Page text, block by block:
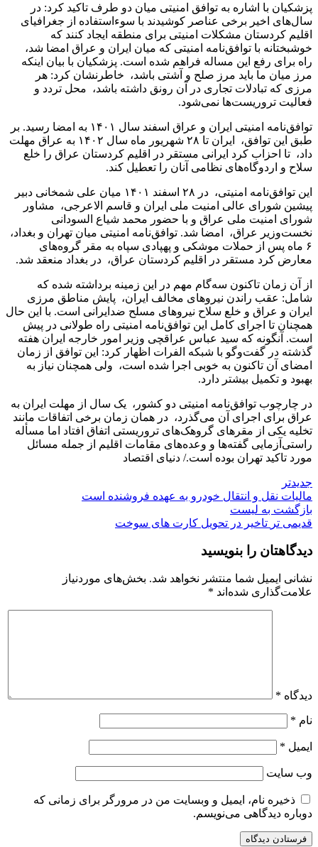
پزشکیان با اشاره به توافق امنیتی میان دو طرف تاکید کرد: در
سال‌های اخیر برخی عناصر کوشیدند با سوءاستفاده از جغرافیای
اقلیم کردستان مشکلات امنیتی برای منطقه ایجاد کنند که
خوشبختانه با توافق‌نامه امنیتی که میان ایران و عراق امضا شد،
راه برای رفع این مساله فراهم شده است. پزشکیان با بیان اینکه
مرز میان ما باید مرز صلح و آشتی باشد، خاطرنشان کرد: هر
مرزی که تبادلات تجاری در آن رونق داشته باشد، محل تردد و
فعالیت تروریست‌‌‌‌ها نمی‌شود.
توافق‌نامه امنیتی ایران و عراق اسفند سال ۱۴۰۱ به امضا رسید. بر
طبق این توافق، ایران تا ۲۸ شهریور ماه سال ۱۴۰۲ به عراق مهلت
داد، تا احزاب کرد ایرانی مستقر در اقلیم کردستان عراق را خلع
سلاح و اردوگاه‌‌‌‌های نظامی آنان را تعطیل کند.
این توافق‌نامه امنیتی، در ۲۸ اسفند ۱۴۰۱ میان علی شمخانی دبیر
پیشین شورای عالی امنیت ملی ایران و قاسم الاعرجی، مشاور
شورای امنیت ملی عراق و با حضور محمد شیاع السودانی
نخست‌‌‌‌وزیر عراق، امضا شد. توافق‌نامه امنیتی میان تهران و بغداد،
۶ ماه پس از حملات موشکی و پهپادی سپاه به مقر گروه‌های
معارض کرد مستقر در اقلیم کردستان عراق، در بغداد منعقد شد.
از آن زمان تاکنون سه‌‌‌‌گام مهم در این زمینه برداشته شده که
شامل: عقب راندن نیروهای مخالف ایران، پایش مناطق مرزی
ایران و عراق و خلع سلاح نیروهای مسلح ضدایرانی است. با این حال
همچنان تا اجرای کامل این توافق‌نامه امنیتی راه طولانی در پیش
است. آنگونه که سید عباس عراقچی وزیر امور خارجه ایران هفته
گذشته در گفت‌وگو با شبکه الفرات اظهار کرد: این توافق از زمان
امضای آن تاکنون به خوبی اجرا شده است، ولی همچنان نیاز به
بهبود و تکمیل بیشتر دارد.
در چارچوب توافق‌نامه امنیتی دو کشور، یک سال از مهلت ایران به
عراق برای اجرای آن می‌‌‌‌گذرد، در همان زمان برخی اتفاقات مانند
تخلیه یکی از مقرهای گروهک‌های تروریستی اتفاق افتاد اما مسأله
راستی‌‌‌‌آزمایی گفته‌‌‌‌ها و وعده‌‌‌‌های مقامات اقلیم از جمله مسائل
مورد تاکید تهران بوده است./ دنیای اقتصاد
جدیدتر
مالیات نقل و انتقال خودرو به عهده فروشنده است
بازگشت به لیست
قدیمی تر تاخیر در تحویل کارت های سوخت
دیدگاهتان را بنویسید
نشانی ایمیل شما منتشر نخواهد شد. بخش‌های موردنیاز
علامت‌گذاری شده‌اند *
دیدگاه *
نام *
ایمیل *
وب‌ سایت
ذخیره نام، ایمیل و وبسایت من در مرورگر برای زمانی که
دوباره دیدگاهی می‌نویسم.